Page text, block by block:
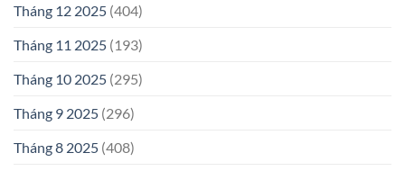
Tháng 12 2025 (404)
Tháng 11 2025 (193)
Tháng 10 2025 (295)
Tháng 9 2025 (296)
Tháng 8 2025 (408)